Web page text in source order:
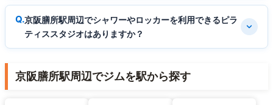
京阪膳所駅周辺でシャワーやロッカーを利用できるピラ
ティススタジオはありますか？
京阪膳所駅周辺でジムを駅から探す